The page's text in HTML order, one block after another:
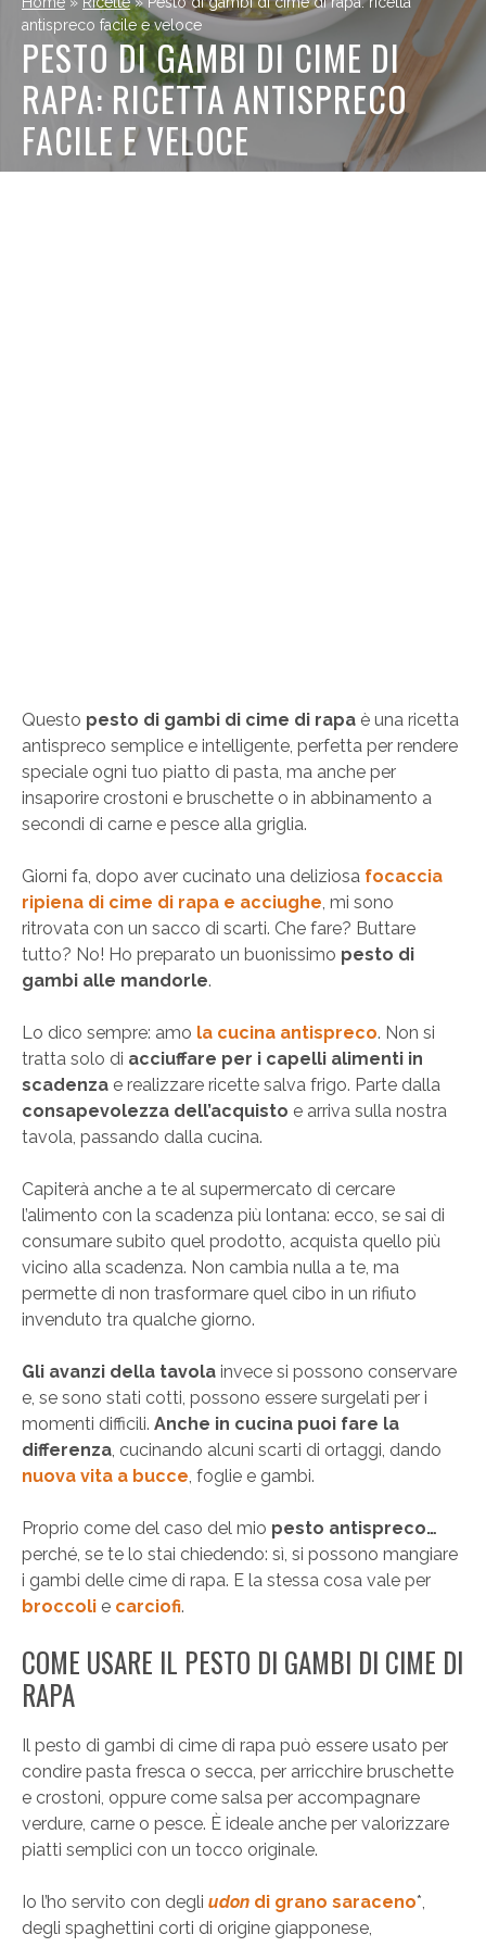
antispreco facile e veloce
PESTO DI GAMBI DI CIME DI
RAPA: RICETTA ANTISPRECO
FACILE E VELOCE
Questo pesto di gambi di cime di rapa è una ricetta
antispreco semplice e intelligente, perfetta per rendere
speciale ogni tuo piatto di pasta, ma anche per
insaporire crostoni e bruschette o in abbinamento a
secondi di carne e pesce alla griglia.
Giorni fa, dopo aver cucinato una deliziosa focaccia
ripiena di cime di rapa e acciughe, mi sono
ritrovata con un sacco di scarti. Che fare? Buttare
tutto? No! Ho preparato un buonissimo pesto di
gambi alle mandorle.
Lo dico sempre: amo la cucina antispreco. Non si
tratta solo di acciuffare per i capelli alimenti in
scadenza e realizzare ricette salva frigo. Parte dalla
consapevolezza dell’acquisto e arriva sulla nostra
tavola, passando dalla cucina.
Capiterà anche a te al supermercato di cercare
l’alimento con la scadenza più lontana: ecco, se sai di
consumare subito quel prodotto, acquista quello più
vicino alla scadenza. Non cambia nulla a te, ma
permette di non trasformare quel cibo in un rifiuto
invenduto tra qualche giorno.
Gli avanzi della tavola invece si possono conservare
e, se sono stati cotti, possono essere surgelati per i
momenti difficili. Anche in cucina puoi fare la
differenza, cucinando alcuni scarti di ortaggi, dando
nuova vita a bucce, foglie e gambi.
Proprio come del caso del mio pesto antispreco…
perché, se te lo stai chiedendo: sì, si possono mangiare
i gambi delle cime di rapa. E la stessa cosa vale per
broccoli e carciofi.
COME USARE IL PESTO DI GAMBI DI CIME DI
RAPA
Il pesto di gambi di cime di rapa può essere usato per
condire pasta fresca o secca, per arricchire bruschette
e crostoni, oppure come salsa per accompagnare
verdure, carne o pesce. È ideale anche per valorizzare
piatti semplici con un tocco originale.
Io l’ho servito con degli udon di grano saraceno*,
degli spaghettini corti di origine giapponese,